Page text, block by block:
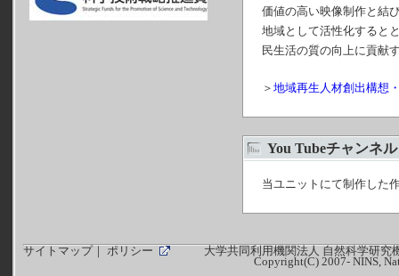
価値の高い映像制作と結
地域として活性化すると
民生活の質の向上に貢献
＞ 地域再生人材創出構想
You Tubeチャンネル
当ユニットにて制作した
サイトマップ｜ ポリシー
大学共同利用機関法人 自然科学研究
Copyright(C) 2007- NINS,